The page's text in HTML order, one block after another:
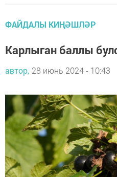
ФАЙДАЛЫ КИҢӘШЛӘР
Карлыган баллы
автор, 28 июнь 2024 - 10:43